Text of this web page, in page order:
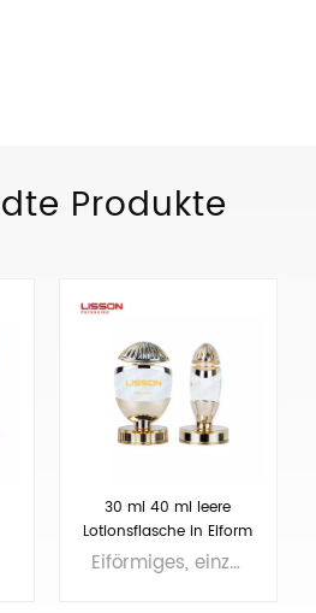
Produkte
30 ml 40 ml leere
Lotionsflasche in Eiform
mit DüsenöffnungEiförmiges, einzigartiges Design, Volumen 30–40 ml. Muster auf Lager